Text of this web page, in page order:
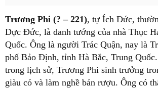
Trương Phi (? – 221), tự Ích Đức,
Dực Đức, là danh tướng của nhà Thục
Quốc. Ông là người Trác Quận, nay là
phố Bảo Định, tỉnh Hà Bắc, Trung
trong lịch sử, Trương Phi sinh trưởng
giàu có và làm nghề bán rượu. Ông có